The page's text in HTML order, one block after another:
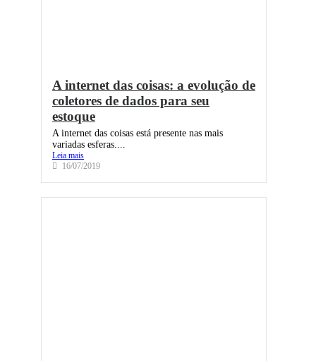
A internet das coisas: a evolução de
coletores de dados para seu
estoque
A internet das coisas está presente nas mais
variadas esferas....
Leia mais
16/07/2019